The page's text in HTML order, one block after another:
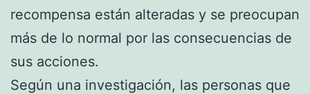
recompensa están alteradas y se preocupan
más de lo normal por las consecuencias de
sus acciones.
Según una investigación, las personas que